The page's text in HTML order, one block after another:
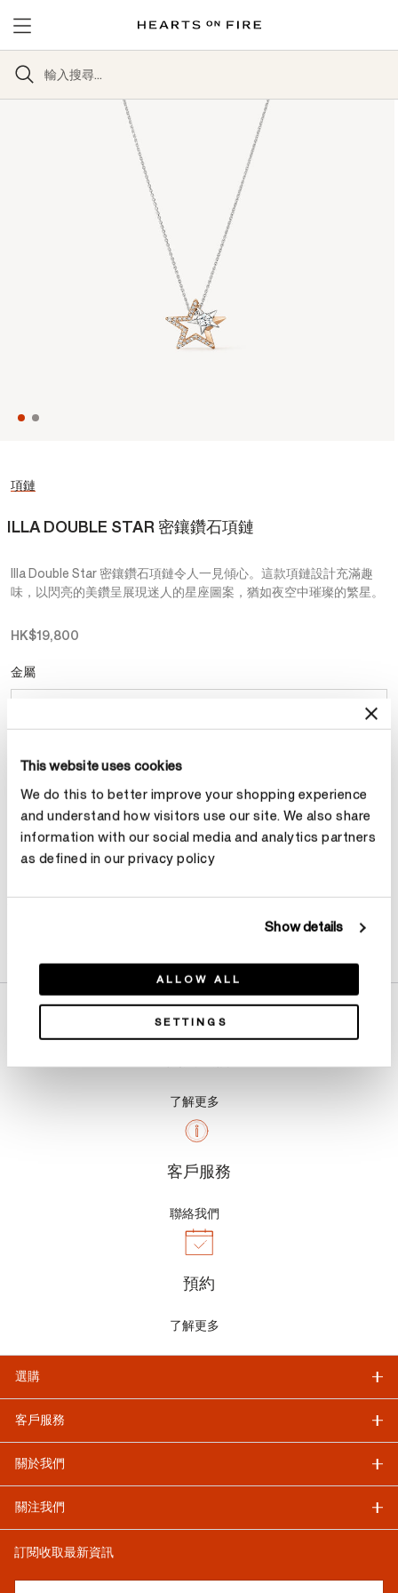
This website uses cookies
We do this to better improve your shopping experience
and understand how visitors use our site. We also share
information with our social media and analytics partners
as defined in our privacy policy
Show details
ALLOW ALL
SETTINGS
項鏈
ILLA DOUBLE STAR 密鑲鑽石項鏈
Illa Double Star 密鑲鑽石項鏈令人一見傾心。這款項鏈設計充滿趣
味，以閃亮的美鑽呈展現迷人的星座圖案，猶如夜空中璀璨的繁星。
HK$19,800
金屬
已選擇
了解更多
客戶服務
聯絡我們
預約
了解更多
選購
客戶服務
關於我們
關注我們
訂閱收取最新資訊